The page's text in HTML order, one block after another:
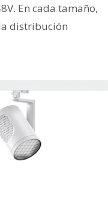
En cada tamaño,
distribución